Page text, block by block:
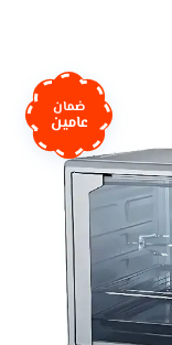
ضمان
عامين